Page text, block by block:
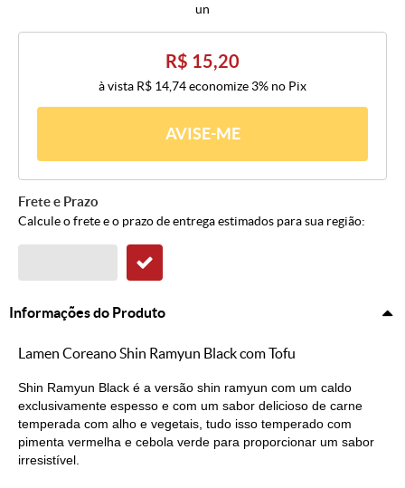
un
R$ 15,20
à vista R$ 14,74economize 3% no Pix
AVISE-ME
Frete e Prazo
Calcule o frete e o prazo de entrega estimados para sua região:
Informações do Produto
Lamen Coreano Shin Ramyun Black com Tofu
Shin Ramyun Black é a versão shin ramyun com um caldo
exclusivamente espesso e com um sabor delicioso de carne
temperada com alho e vegetais, tudo isso temperado com
pimenta vermelha e cebola verde para proporcionar um sabor
irresistível.